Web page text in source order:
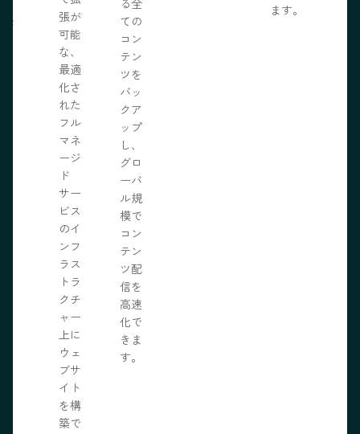
張が
可能
な、
最適
化さ
れた
フル
マネ
ージ
ド
サー
ビス
のイ
ンフ
ラス
トラ
クチ
ャー
上に
ウェ
ブサ
イト
を構
築で
る全
ての
コン
テン
ツを
バッ
クア
ップ
し、
グロ
ーバ
ル規
模で
コン
テン
ツ配
信を
高速
化で
きま
す。
ます。